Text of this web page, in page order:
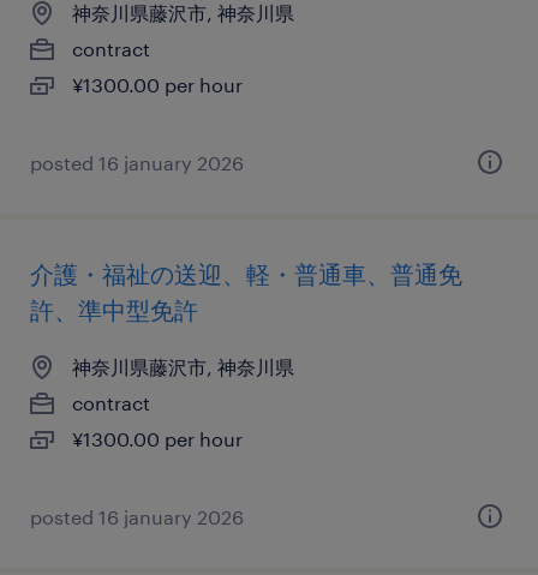
神奈川県藤沢市, 神奈川県
contract
¥1300.00 per hour
posted 16 january 2026
介護・福祉の送迎、軽・普通車、普通免
許、準中型免許
神奈川県藤沢市, 神奈川県
contract
¥1300.00 per hour
posted 16 january 2026